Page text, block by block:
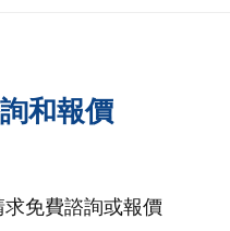
和報價
免費諮詢或報價